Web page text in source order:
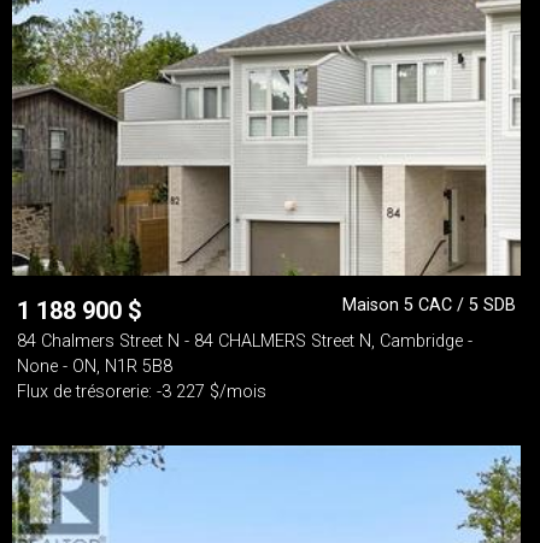
1 188 900 $
Maison 5 CAC / 5 SDB
84 Chalmers Street N - 84 CHALMERS Street N, Cambridge -
None - ON, N1R 5B8
Flux de trésorerie: -3 227 $/mois